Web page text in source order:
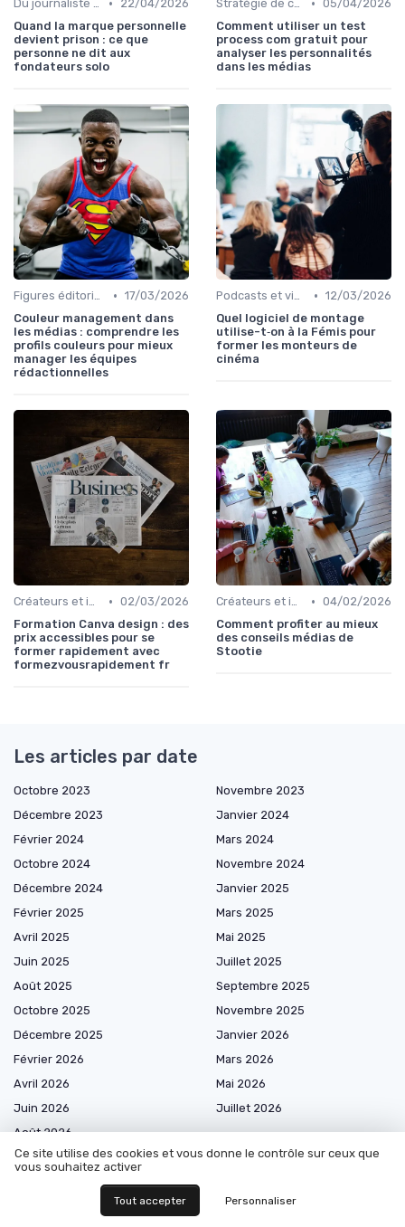
Du journaliste à la marque
22/04/2026
Quand la marque personnelle
devient prison : ce que
personne ne dit aux
fondateurs solo
Stratégie de contenu
05/04/2026
Comment utiliser un test
process com gratuit pour
analyser les personnalités
dans les médias
Figures éditoriales • 17/03/2026
Couleur management dans
les médias : comprendre les
profils couleurs pour mieux
manager les équipes
rédactionnelles
Podcasts et vidéo • 12/03/2026
Quel logiciel de montage
utilise-t‑on à la Fémis pour
former les monteurs de
cinéma
Créateurs et influence • 02/03/2026
Formation Canva design : des
prix accessibles pour se
former rapidement avec
formezvousrapidement fr
Créateurs et influence • 04/02/2026
Comment profiter au mieux
des conseils médias de
Stootie
Les articles par date
Octobre 2023
Novembre 2023
Décembre 2023
Janvier 2024
Février 2024
Mars 2024
Octobre 2024
Novembre 2024
Décembre 2024
Janvier 2025
Février 2025
Mars 2025
Avril 2025
Mai 2025
Juin 2025
Juillet 2025
Août 2025
Septembre 2025
Octobre 2025
Novembre 2025
Décembre 2025
Janvier 2026
Février 2026
Mars 2026
Avril 2026
Mai 2026
Juin 2026
Juillet 2026
Août 2026
Ce site utilise des cookies et vous donne le contrôle sur ceux que
vous souhaitez activer
Tout accepter Personnaliser